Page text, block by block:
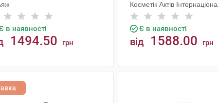
в наявності
1494.50 грн
Косметік Актів
Є в наявності
від 1588.00 грн